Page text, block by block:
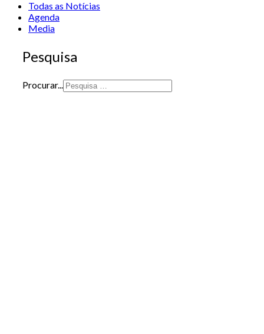
Todas as Notícias
Agenda
Media
Pesquisa
Procurar...